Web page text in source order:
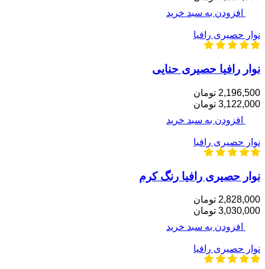
افزودن به سبد خرید
نوار حصیری رافیا
نوار رافیا حصیری حنایی
2,196,500 تومان
3,122,000 تومان
افزودن به سبد خرید
نوار حصیری رافیا
نوار حصیری رافیا رنگ کرم
2,828,000 تومان
3,030,000 تومان
افزودن به سبد خرید
نوار حصیری رافیا